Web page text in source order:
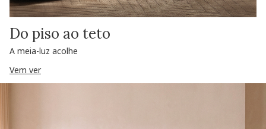
Do piso ao teto
A meia-luz acolhe
Vem ver